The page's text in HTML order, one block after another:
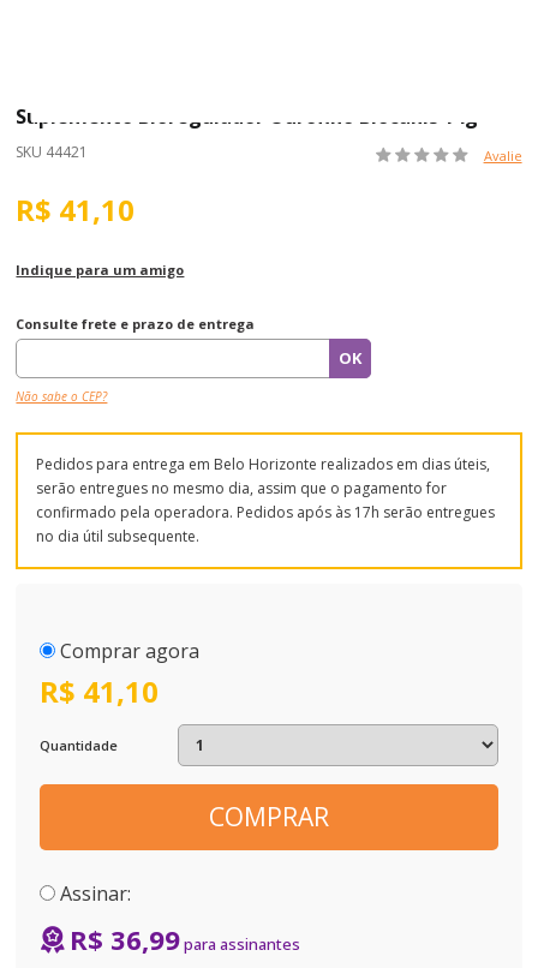
Suplemento Bioregulador Ourofino Biocanis 14g
SKU 44421 Avalie
R$ 41,10
Indique para um amigo
Consulte frete e prazo de entrega
Não sabe o CEP?
Pedidos para entrega em Belo Horizonte realizados em dias úteis,
serão entregues no mesmo dia, assim que o pagamento for
confirmado pela operadora. Pedidos após às 17h serão entregues
no dia útil subsequente.
Comprar agora
R$ 41,10
Quantidade
COMPRAR
Assinar:
R$ 36,99